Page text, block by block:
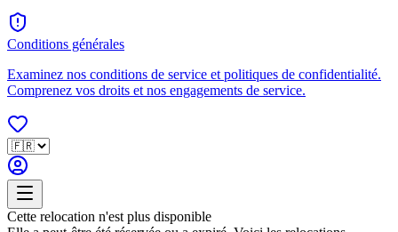
Conditions générales
Examinez nos conditions de service et politiques de confidentialité.
Comprenez vos droits et nos engagements de service.
Cette relocation n'est plus disponible